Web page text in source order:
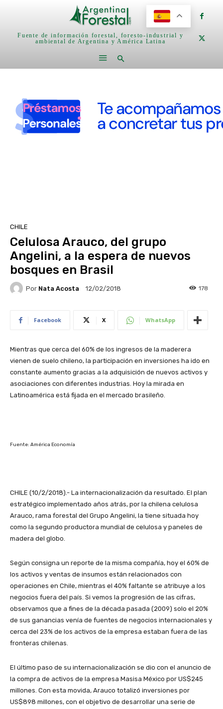
Fuente de información forestal, foresto-industrial y
ambiental de Argentina y América Latina
CHILE
Celulosa Arauco, del grupo
Angelini, a la espera de nuevos
bosques en Brasil
Por Nata Acosta 12/02/2018 178
Facebook X WhatsApp
Mientras que cerca del 60% de los ingresos de la maderera
vienen de suelo chileno, la participación en inversiones ha ido en
constante aumento gracias a la adquisición de nuevos activos y
asociaciones con diferentes industrias. Hoy la mirada en
Latinoamérica está fijada en el mercado brasileño.
Fuente: América Economía
CHILE (10/2/2018).- La internacionalización da resultado. El plan
estratégico implementado años atrás, por la chilena celulosa
Arauco, rama forestal del Grupo Angelini, la tiene situada hoy
como la segundo productora mundial de celulosa y paneles de
madera del globo.
Según consigna un reporte de la misma compañía, hoy el 60% de
los activos y ventas de insumos están relacionados con
operaciones en Chile, mientras el 40% faltante se atribuye a los
negocios fuera del país. Si vemos la progresión de las cifras,
observamos que a fines de la década pasada (2009) solo el 20%
de sus ganancias venía de fuentes de negocios internacionales y
cerca del 23% de los activos de la empresa estaban fuera de las
fronteras chilenas.
El último paso de su internacionalización se dio con el anuncio de
la compra de activos de la empresa Masisa México por US$245
millones. Con esta movida, Arauco totalizó inversiones por
US$898 millones, con el objetivo de desarrollar una serie de